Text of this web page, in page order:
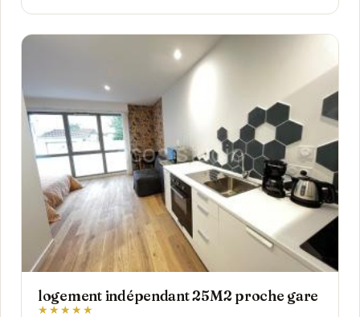
logement indépendant 25M2 proche gare
★★★★★